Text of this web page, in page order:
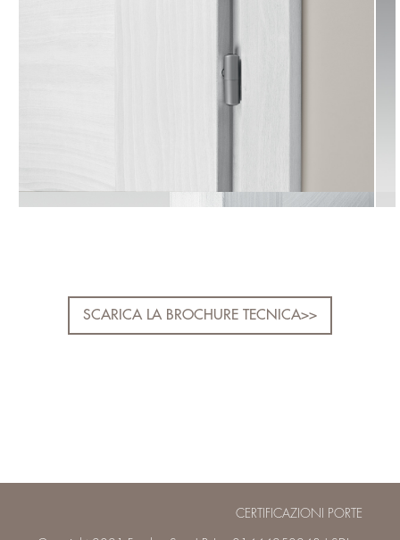
SCARICA LA BROCHURE TECNICA>>
CERTIFICAZIONI PORTE